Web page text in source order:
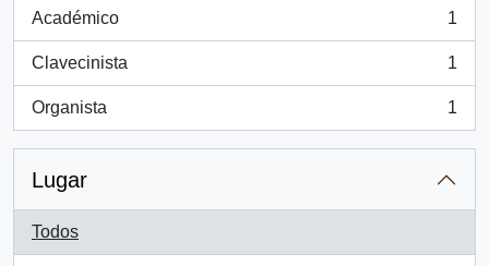
Académico
, 1 resultados
1
Clavecinista
, 1 resultados
1
Organista
, 1 resultados
1
Lugar
Todos